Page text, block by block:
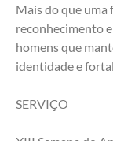
Mais do que uma
reconhecimento
homens que
identidade e
SERVIÇO